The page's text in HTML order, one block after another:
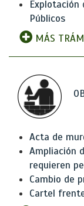
Explotación
Públicos
MÁS
Acta de
Ampliación
requieren
Cambio de
Cartel